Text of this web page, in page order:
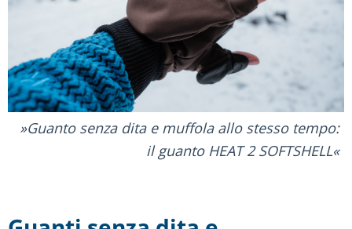
Guanto senza dita e muffola allo stesso tempo:
il guanto HEAT 2 SOFTSHELL